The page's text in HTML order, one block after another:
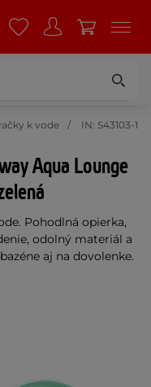
k vode IN: S43103-1
Aqua Lounge
Pohodlná opierka,
odolný materiál a
aj na dovolenke.